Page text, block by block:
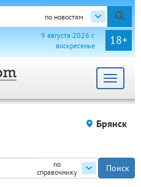
по новостям
18+
9 августа 2026 г.
воскресенье
Toggle
Брянск
по
справочнику